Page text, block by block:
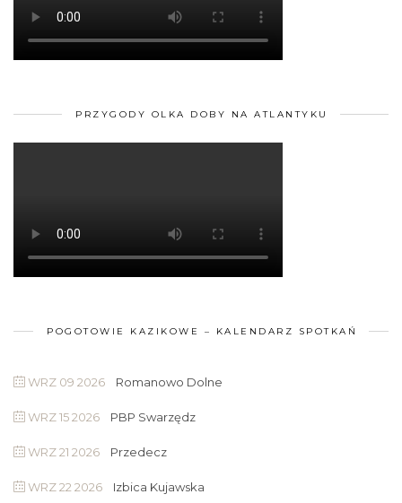
PRZYGODY OLKA DOBY NA ATLANTYKU
POGOTOWIE KAZIKOWE – KALENDARZ SPOTKAŃ
WRZ 09 2026 Romanowo Dolne
WRZ 15 2026 PBP Swarzędz
WRZ 21 2026 Przedecz
WRZ 22 2026 Izbica Kujawska